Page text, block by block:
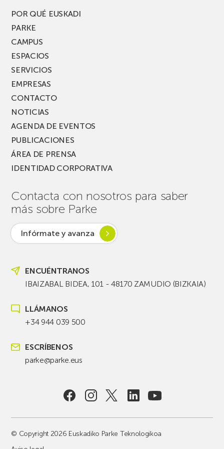
PARKEA
MUSIK
POR QUÉ EUSKADI
PARKE
CAMPUS
ESPACIOS
SERVICIOS
EMPRESAS
CONTACTO
NOTICIAS
AGENDA DE EVENTOS
PUBLICACIONES
ÁREA DE PRENSA
IDENTIDAD CORPORATIVA
Contacta con nosotros para saber
más sobre Parke
Infórmate y avanza
ENCUÉNTRANOS
IBAIZABAL BIDEA, 101 - 48170 ZAMUDIO (BIZKAIA)
LLÁMANOS
+34 944 039 500
ESCRÍBENOS
parke@parke.eus
© Copyright 2026 Euskadiko Parke Teknologikoa